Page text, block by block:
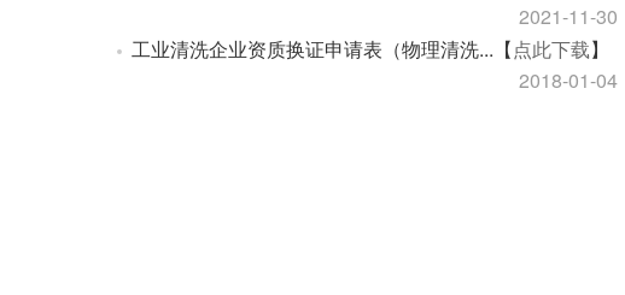
2021-11-30
工业清洗企业资质换证申请表（物理清洗...【点此下载】
2018-01-04